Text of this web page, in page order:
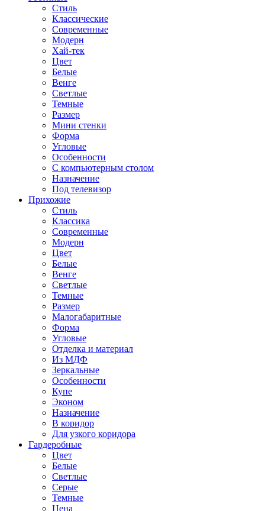
Стиль
Классические
Современные
Модерн
Хай-тек
Цвет
Белые
Венге
Светлые
Темные
Размер
Мини стенки
Форма
Угловые
Особенности
С компьютерным столом
Назначение
Под телевизор
Прихожие
Стиль
Классика
Современные
Модерн
Цвет
Белые
Венге
Светлые
Темные
Размер
Малогабаритные
Форма
Угловые
Отделка и материал
Из МДФ
Зеркальные
Особенности
Купе
Эконом
Назначение
В коридор
Для узкого коридора
Гардеробные
Цвет
Белые
Светлые
Серые
Темные
Цена